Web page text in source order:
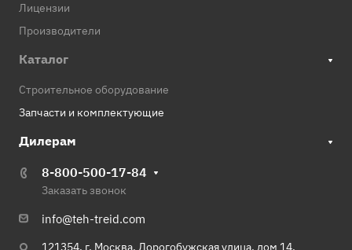
Лицензии
Производители
Каталог
Строительное оборудование
Запчасти и комплектующие
Дилерам
8-800-500-17-84
Заказать звонок
info@teh-treid.com